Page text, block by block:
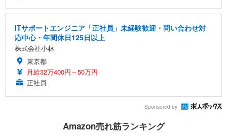
ITサポートエンジニア「正社員」未経験歓迎・問い合わせ対
応中心・年間休日125日以上
株式会社小林
東京都
月給32万400円～50万円
正社員
Sponsored by
Amazon売れ筋ランキング